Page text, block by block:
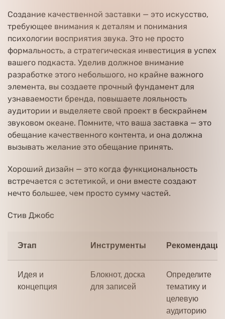
Создание качественной заставки — это искусство,
требующее внимания к деталям и понимания
психологии восприятия звука. Это не просто
формальность, а стратегическая инвестиция в успех
вашего подкаста. Уделив должное внимание
разработке этого небольшого, но крайне важного
элемента, вы создаете прочный фундамент для
узнаваемости бренда, повышаете лояльность
аудитории и выделяете свой проект в бескрайнем
звуковом океане. Помните, что ваша заставка — это
обещание качественного контента, и она должна
вызывать желание это обещание принять.
Хороший дизайн — это когда функциональность
встречается с эстетикой, и они вместе создают
нечто большее, чем просто сумму частей.
Стив Джобс
Этап Инструменты Рекомендации
Идея и
концепция
Блокнот, доска
для записей
Определите
тематику и
целевую
аудиторию